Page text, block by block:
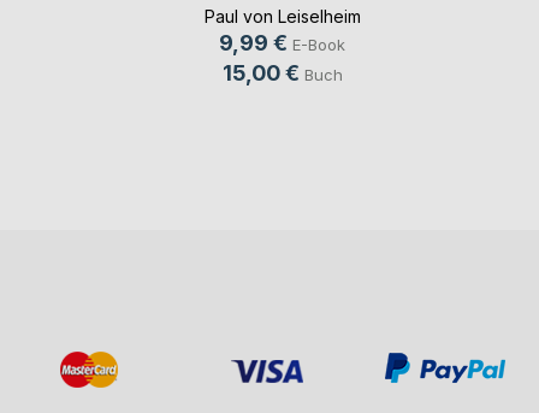
Paul von Leiselheim
9,99 € E-Book
15,00 € Buch